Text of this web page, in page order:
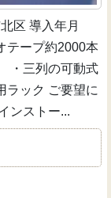
区 導入年月
テープ約2000本
・三列の可動式
ラック ご要望に
ンストー...